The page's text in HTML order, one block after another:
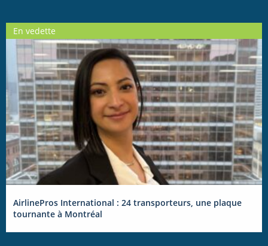
En vedette
AirlinePros International : 24 transporteurs, une plaque
tournante à Montréal